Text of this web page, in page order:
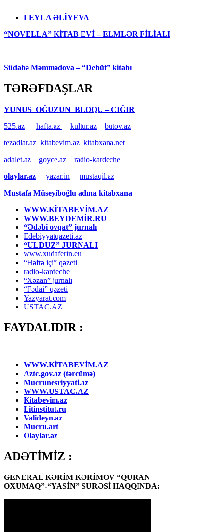
LEYLA ƏLİYEVA
“NOVELLA” KİTAB EVİ – ELMLƏR FİLİALI
Südabə Məmmədova – “Debüt” kitabı
TƏRƏFDAŞLAR
YUNUS OĞUZUN BLOQU – CIĞIR
525.az
hafta.az kultur.az
butov.az
tezadlar.az kitabevim.az kitabxana.net
adalet.az
goyce.az
radio-kardeche
olaylar.az
yazar.in
mustaqil.az
Mustafa Müseyiboğlu adına kitabxana
WWW.KİTABEVİM.AZ
WWW.BEYDEMİR.RU
“Ədəbi ovqat” jurnalı
Edebiyyatqazeti.az
“ULDUZ” JURNALI
www.xudaferin.eu
“Həftə içi” qəzeti
radio-kardeche
“Xəzan” jurnalı
“Fədai” qəzeti
Yazyarat.com
USTAC.AZ
FAYDALIDIR :
WWW.KİTABEVİM.AZ
Aztc.gov.az (tərcümə)
Mucrunesriyyati.az
WWW.USTAC.AZ
Kitabevim.az
Litinstitut.ru
Valideyn.az
Mucru.art
Olaylar.az
ADƏTİMİZ :
GENERAL KƏRİM KƏRİMOV “QURAN
OXUMAQ”-“YASİN” SURƏSİ HAQQINDA: